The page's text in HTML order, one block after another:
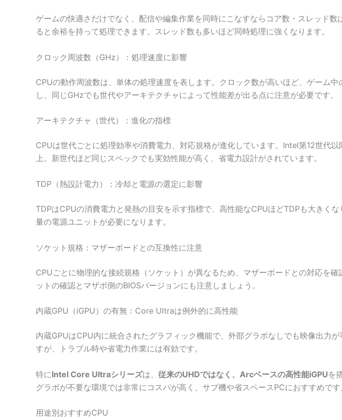
ゲームの快適さだけでなく、配信や編集作業を同時にこなすならコア数・スレッド
ると余裕を持って処理できます。スレッド数も多いほど同時処理に強くなります。
クロック周波数（GHz）：処理速度に影響
CPUの動作周波数は、単体の処理速度を表します。クロック数が高いほど、ゲーム
し、同じGHzでも世代やアーキテクチャによって性能差が出る点に注意が必要です。
アーキテクチャ（世代）：進化の指標
CPUは世代ごとに処理効率や消費電力、対応規格が進化しています。Intel第12世代
上。新世代ほど同じスペックでも実効性能が高く、省電力設計がされています。
TDP（熱設計電力）：冷却と電源の選定に影響
TDPはCPUの消費電力と発熱の目安を示す指標で、高性能なCPUほどTDPも大きく
量の電源ユニットが必要になります。
ソケット規格：マザーボードとの互換性に注意
CPUごとに物理的な接続規格（ソケット）が異なるため、マザーボードとの対応を
ットの確認とマザボ側のBIOSバージョンにも注意しましょう。
内蔵GPU（iGPU）の有無：Core Ultraは例外的に高性能
内蔵GPUはCPU内に統合されたグラフィック機能で、外部グラボなしでも映像出力
すが、トラブル時や省電力作業には有効です。
特にIntel Core Ultraシリーズは、 従来のUHDではなく、Arcベースの高性能iGPUを
グラボが不要な環境では非常にコスパが高く、サブ機や省スペースPCにおすすめです
用途別おすすめCPU